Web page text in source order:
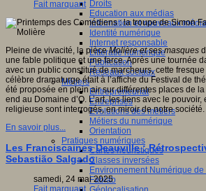
Droits
Education aux médias
Information et nouveaux
Identité numérique
Internet responsable
Littératie numérique
Publication
Réseaux sociaux
Métiers
Entrepreneuriat
Entreprises
Evolutions des métiers
Métiers du numérique
Orientation
Pratiques numériques
Cartes heuristiques
Classes inversées
Environnement Numérique de
Fablab
Fait marquant
Pleine de vivacité, la pièceMolière et ses masques
une fable politique et une farce. Après une tournée
avec un public constitué de marcheurs, cette
célèbre dramaturge était à l’affiche du Festival de
été proposée en plein air sur différentes places de
end au Domaine d’O. L’art, les liens avec le pouvoir,
religieuse sont interrogés, en miroir de notre société.
En savoir plus...
Les Franciscaines Deauville :
Sebastião Salgado
samedi, 24 mai 2025